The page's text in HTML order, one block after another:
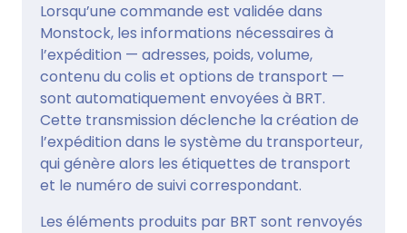
Lorsqu’une commande est validée dans
Monstock, les informations nécessaires à
l’expédition — adresses, poids, volume,
contenu du colis et options de transport —
sont automatiquement envoyées à BRT.
Cette transmission déclenche la création de
l’expédition dans le système du transporteur,
qui génère alors les étiquettes de transport
et le numéro de suivi correspondant.
Les éléments produits par BRT sont renvoyés